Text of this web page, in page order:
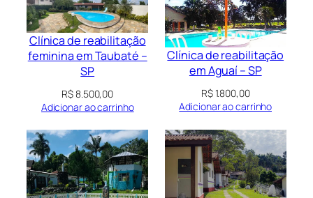
Clínica de reabilitação
feminina em Taubaté –
SP
R$8.500,00
Adicionar ao carrinho
Clínica de reabilitação
em Aguaí – SP
R$1.800,00
Adicionar ao carrinho